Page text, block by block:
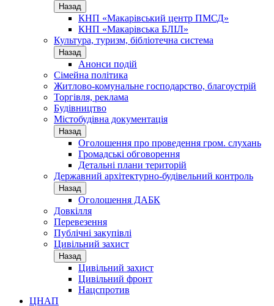
Назад
КНП «Макарівський центр ПМСД»
КНП «Макарівська БЛІЛ»
Культура, туризм, бібліотечна система
Назад
Анонси подій
Сімейна політика
Житлово-комунальне господарство, благоустрій
Торгівля, реклама
Будівництво
Містобудівна документація
Назад
Оголошення про проведення гром. слухань
Громадські обговорення
Детальні плани територій
Державний архітектурно-будівельний контроль
Назад
Оголошення ДАБК
Довкілля
Перевезення
Публічні закупівлі
Цивільний захист
Назад
Цивільний захист
Цивільний фронт
Нацспротив
ЦНАП